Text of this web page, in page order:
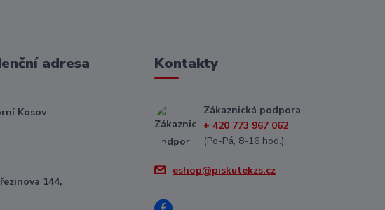
adresa
Kosov
144,
Kontakty
Zákaznická podpora
+ 420 773 967 062
(Po-Pá, 8-16 hod.)
eshop@piskutekzs.cz